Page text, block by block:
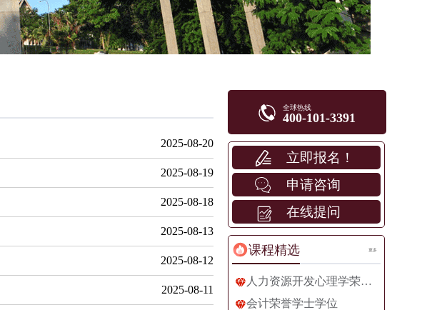
2025-08-20
2025-08-19
2025-08-18
2025-08-13
2025-08-12
2025-08-11
全球热线
400-101-3391
立即报名！
申请咨询
在线提问
课程精选
人力资源开发心理学荣誉学士学位
会计荣誉学士学位
更多